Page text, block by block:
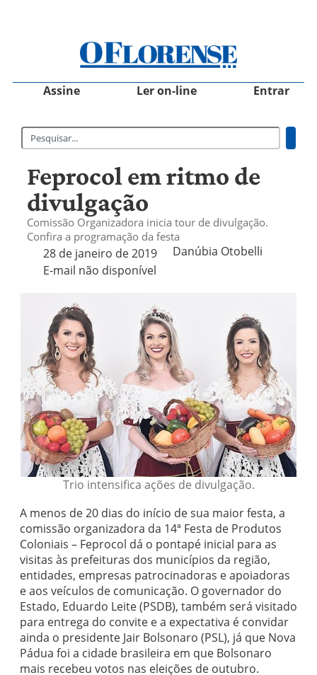
Assine Ler on-line Entrar
Feprocol em ritmo de
divulgação
Comissão Organizadora inicia tour de divulgação.
Confira a programação da festa
28 de janeiro de 2019
Danúbia Otobelli 
E-mail não disponível
Trio intensifica ações de divulgação.
A menos de 20 dias do início de sua maior festa, a
comissão organizadora da 14ª Festa de Produtos
Coloniais – Feprocol dá o pontapé inicial para as
visitas às prefeituras dos municípios da região,
entidades, empresas patrocinadoras e apoiadoras
e aos veículos de comunicação. O governador do
Estado, Eduardo Leite (PSDB), também será visitado
para entrega do convite e a expectativa é convidar
ainda o presidente Jair Bolsonaro (PSL), já que Nova
Pádua foi a cidade brasileira em que Bolsonaro
mais recebeu votos nas eleições de outubro.